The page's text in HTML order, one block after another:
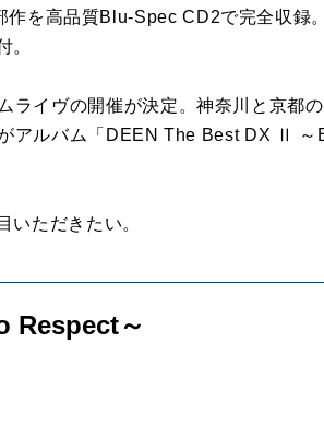
を高品質Blu-Spec CD2で完全収録
。
ライヴの開催が決定。神奈川と京都
アルバム「DEEN The Best DX Ⅱ
いただきたい。
Respect～